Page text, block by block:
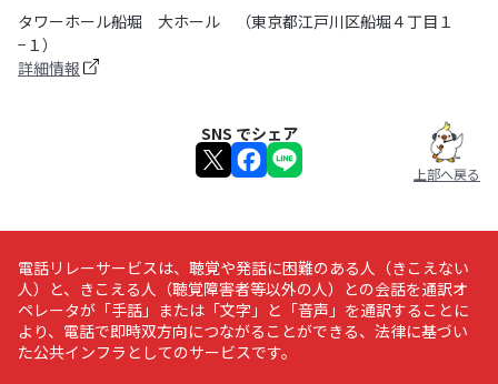
タワーホール船堀 大ホール （東京都江戸川区船堀４丁目１
−１）
詳細情報
SNS でシェア
上部へ戻る
電話リレーサービスは、聴覚や発話に困難のある人（きこえない
人）と、きこえる人（聴覚障害者等以外の人）との会話を通訳オ
ペレータが「手話」または「文字」と「音声」を通訳することに
より、電話で即時双方向につながることができる、法律に基づい
た公共インフラとしてのサービスです。